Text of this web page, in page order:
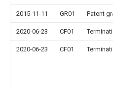
2015-11-11 GR01 Patent
2020-06-23 CF01
2020-06-23 CF01